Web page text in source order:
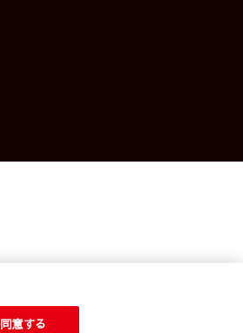
同意する